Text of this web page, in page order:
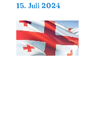
15. Juli 2024